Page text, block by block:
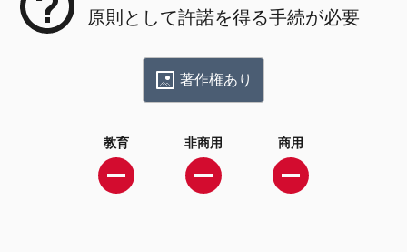
原則として許諾を得る手続が必要
著作権あり
教育 非商用 商用